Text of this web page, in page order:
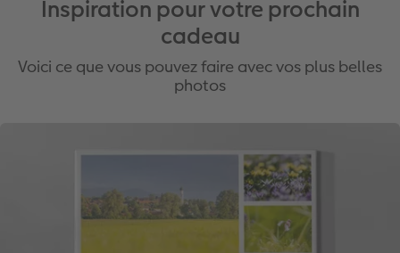
Inspiration pour votre prochain
cadeau
Voici ce que vous pouvez faire avec vos plus belles
photos